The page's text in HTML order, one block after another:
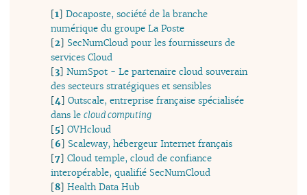
[1]Docaposte, société de la branche
numérique du groupe La Poste
[2]SecNumCloud pour les fournisseurs de
services Cloud
[3]NumSpot - Le partenaire cloud souverain
des secteurs stratégiques et sensibles
[4]Outscale, entreprise française spécialisée
dans lecloud computing
[5]OVHcloud
[6]Scaleway, hébergeur Internet français
[7]Cloud temple, cloud de confiance
interopérable, qualifié SecNumCloud
[8]Health Data Hub